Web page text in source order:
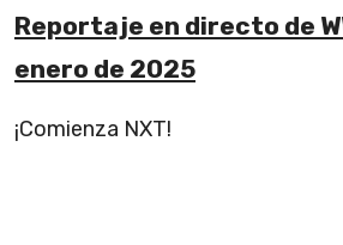
Reportaje en directo de
enero de 2025
¡Comienza NXT!